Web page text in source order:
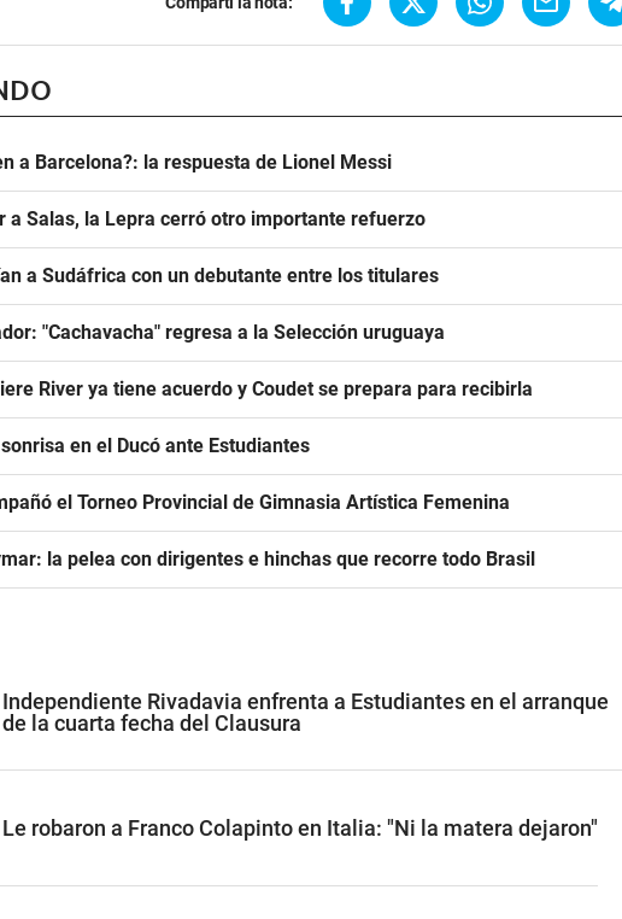
a Barcelona?: la respuesta de Lionel Messi
a Salas, la Lepra cerró otro importante refuerzo
a Sudáfrica con un debutante entre los titulares
"Cachavacha" regresa a la Selección uruguaya
River ya tiene acuerdo y Coudet se prepara para recibirla
en el Ducó ante Estudiantes
el Torneo Provincial de Gimnasia Artística Femenina
la pelea con dirigentes e hinchas que recorre todo Brasil
Independiente Rivadavia enfrenta a Estudiantes en el arranque
de la cuarta fecha del Clausura
Le robaron a Franco Colapinto en Italia: "Ni la matera dejaron"